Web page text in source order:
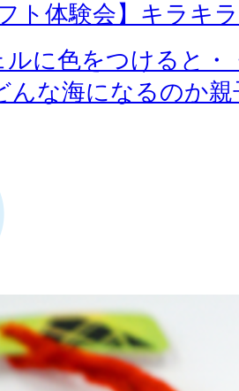
フト体験会】キラキ
ルに色をつけると
んな海になるのか